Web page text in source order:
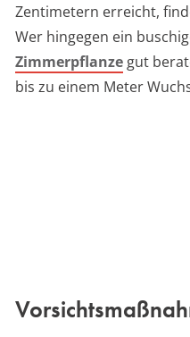
Zentimetern erreicht,
Wer hingegen ein
Zimmerpflanze gut
bis zu einem Meter